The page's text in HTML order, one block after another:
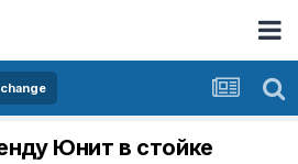
Юнит в стойке